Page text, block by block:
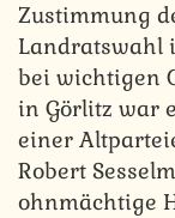
Zustimmung
Landratswahl
bei wichtigen
in Görlitz war
einer
Robert
ohnmächtige